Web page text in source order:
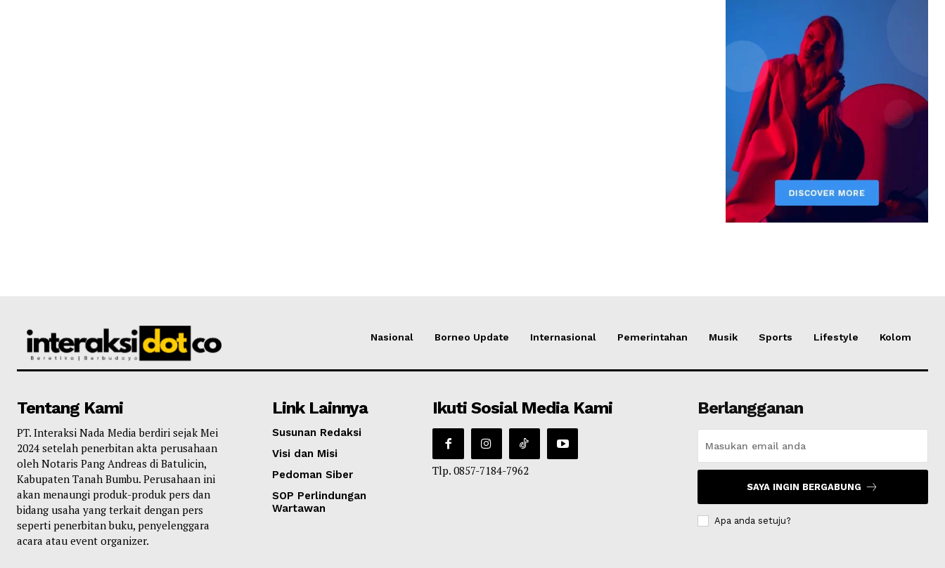
Nasional Borneo Update Internasional Pemerintahan Musik Sports Lifestyle Kolom
Tentang Kami
PT. Interaksi Nada Media berdiri sejak Mei
2024 setelah penerbitan akta perusahaan
oleh Notaris Pang Andreas di Batulicin,
Kabupaten Tanah Bumbu. Perusahaan ini
akan menaungi produk-produk pers dan
bidang usaha yang terkait dengan pers
seperti penerbitan buku, penyelenggara
acara atau event organizer.
Link Lainnya
Susunan Redaksi
Visi dan Misi
Pedoman Siber
SOP Perlindungan
Wartawan
Ikuti Sosial Media Kami
Tlp. 0857-7184-7962
Berlangganan
SAYA INGIN BERGABUNG
Apa anda setuju?